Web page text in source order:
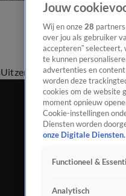
UitzendingenPodcastPanel
Jouw
Wij en onze 28
over jou als gebruiker
accepteren”
te kunnen
advertenties en
worden deze
cookies om de website
moment opnieuw
Cookie-instellingen
Diensten worden
onze Digitale Diensten.
Functioneel &
Analytisch